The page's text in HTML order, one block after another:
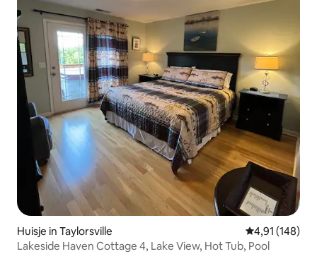
Huisje in Taylorsville Gemiddelde
4,91 (148)
Lakeside Haven Cottage 4, Lake View, Hot Tub, Pool